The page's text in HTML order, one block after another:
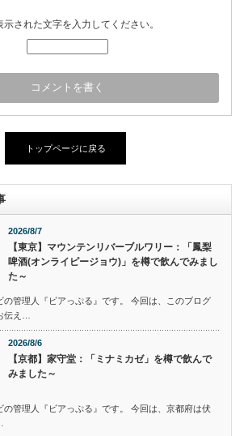
示された文字を入力してください。
トップページに戻る
2026/8/7
【東京】マウンテンリバーブルワリー：「鳳梨
啤酒(オンライピージョウ)」を樽で飲んでみまし
た～
の管理人『ビアっぷる』です。 今回は、このブログ
伝え…
2026/8/6
【京都】家守堂：「ミナミカゼ」を樽で飲んで
みました～
の管理人『ビアっぷる』です。 今回は、京都府は伏